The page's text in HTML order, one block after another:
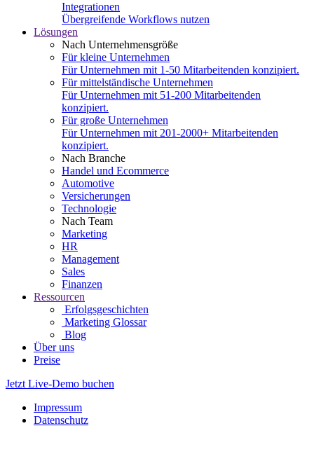
Integrationen
Übergreifende Workflows nutzen
Lösungen
Nach Unternehmensgröße
Für kleine Unternehmen
Für Unternehmen mit 1-50 Mitarbeitenden konzipiert.
Für mittelständische Unternehmen
Für Unternehmen mit 51-200 Mitarbeitenden
konzipiert.
Für große Unternehmen
Für Unternehmen mit 201-2000+ Mitarbeitenden
konzipiert.
Nach Branche
Handel und Ecommerce
Automotive
Versicherungen
Technologie
Nach Team
Marketing
HR
Management
Sales
Finanzen
Ressourcen
Erfolgsgeschichten
Marketing Glossar
Blog
Über uns
Preise
Jetzt Live-Demo buchen
Impressum
Datenschutz